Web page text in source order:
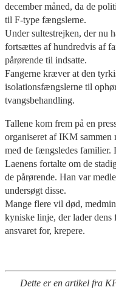
december måned, da de
til F-type fængslerne.
Under sultestrejken, der nu
fortsættes af hundredvis af
pårørende til indsatte.
Fangerne kræver at den
isolationsfængslerne til
tvangsbehandling.
Tallene kom frem på en
organiseret af IKM
med de fængsledes familier.
Laenens fortalte om de
de pårørende. Han var
undersøgt disse.
Mange flere vil død,
kyniske linje, der lader
ansvaret for, krepere.
Dette er en artikel fra